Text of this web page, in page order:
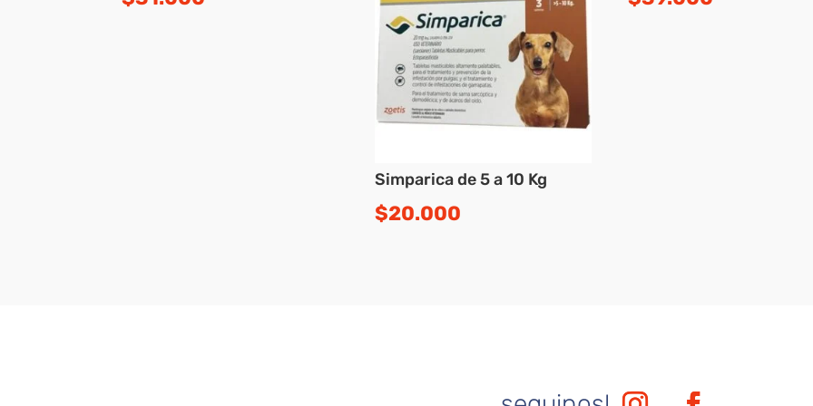
Simparica de 5 a 10 Kg
$20.000